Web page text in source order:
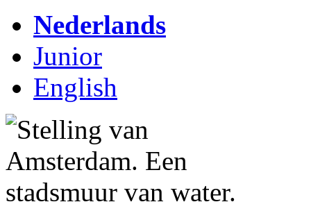
Nederlands
Junior
English